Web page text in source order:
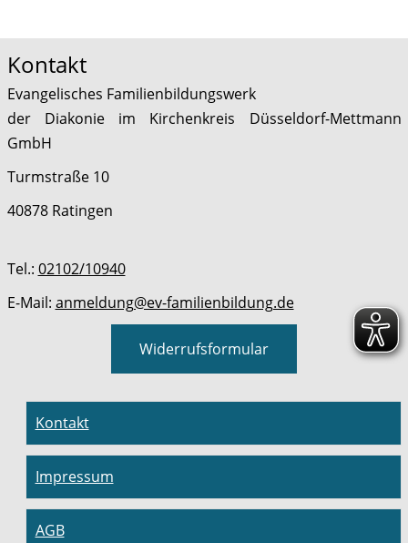
Kontakt
Evangelisches Familienbildungswerk
der Diakonie im Kirchenkreis Düsseldorf-Mettmann
GmbH
Turmstraße 10
40878 Ratingen
Tel.: 02102/10940
E-Mail: anmeldung@ev-familienbildung.de
Widerrufsformular
Kontakt
Impressum
AGB